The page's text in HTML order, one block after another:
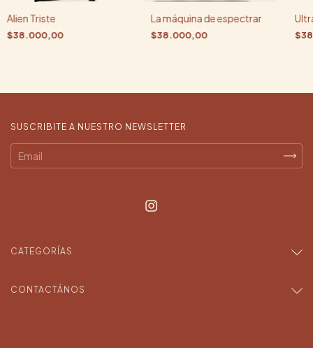
Alien Triste
$38.000,00
La máquina de espectrar
$38.000,00
SUSCRIBITE A NUESTRO NEWSLETTER
CATEGORÍAS
CONTACTÁNOS